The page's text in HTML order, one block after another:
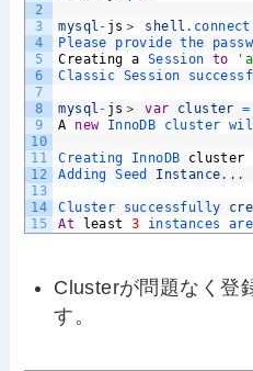
2
3
4
5
6
7
8
9
10
11
12
13
14
15
mysql - js ＞ shell .connect
Please provide the
Creating a Session to
Classic Session
mysql - js ＞ var cluster =
A
new InnoDB cluster
Creating InnoDB cluster
Adding Seed Instance. . .
Cluster successfully
At
least 3 instances are
Clusterが問題なく登
す。